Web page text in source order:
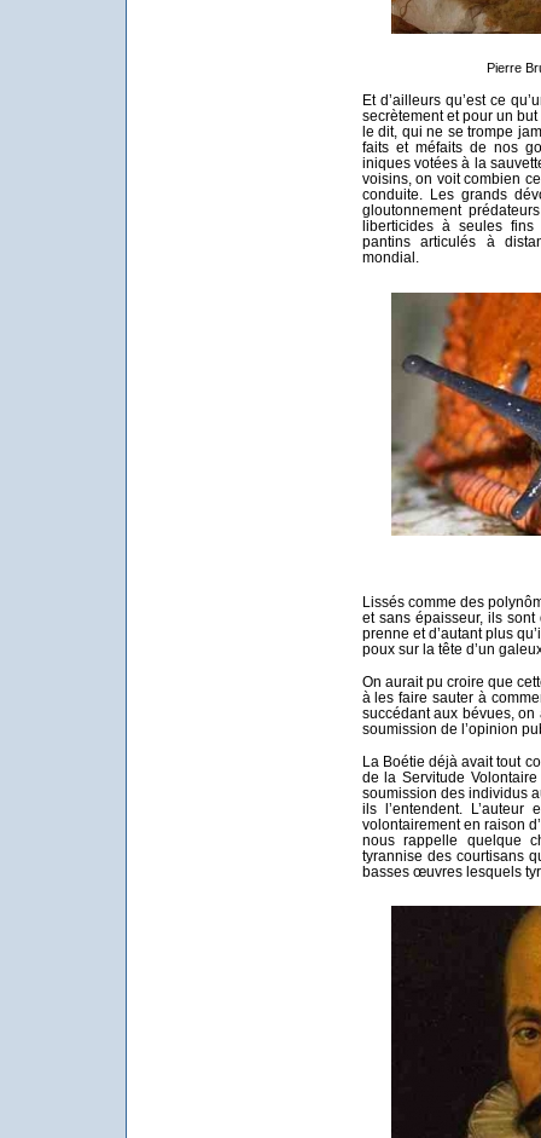
Pierre
Et d’ailleurs qu’est ce
secrètement et pour un
le dit, qui ne se trompe
faits et méfaits de nos
iniques votées à la
voisins, on voit combien
conduite. Les grands
gloutonnement
liberticides à seules
pantins articulés à
mondial.
Lissés comme des
et sans épaisseur, ils
prenne et d’autant plus
poux sur la tête d’un
On aurait pu croire que
à les faire sauter à
succédant aux bévues,
soumission de l’opinion
La Boétie déjà avait tout
de la Servitude
soumission des individus
ils l’entendent. L’auteur
volontairement en raison
nous rappelle quelque
tyrannise des courtisans
basses œuvres lesquels